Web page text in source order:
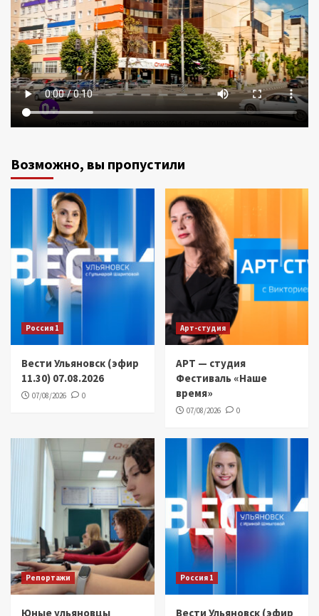
Возможно, вы пропустили
Россия 1
Вести Ульяновск (эфир
11.30) 07.08.2026
07/08/2026 0
Арт-студия
АРТ — студия
Фестиваль «Наше
время»
07/08/2026 0
Репортажи
Юные ульяновцы
Россия 1
Вести Ульяновск (эфир